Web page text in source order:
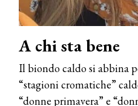
A chi sta bene
Il biondo caldo si abbina
“stagioni cromatiche”
“donne primavera” e